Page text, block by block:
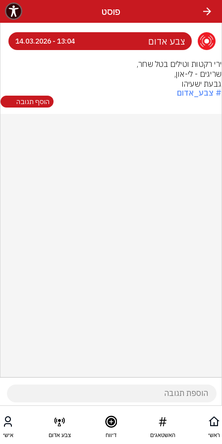
פוסט
צבע אדום 13:04 - 14.03.2026
גבעת ישעיהו
# צבע_אדום
הוסף תגובה
ראשי האשטאגים דיווח צבע אדום אישי